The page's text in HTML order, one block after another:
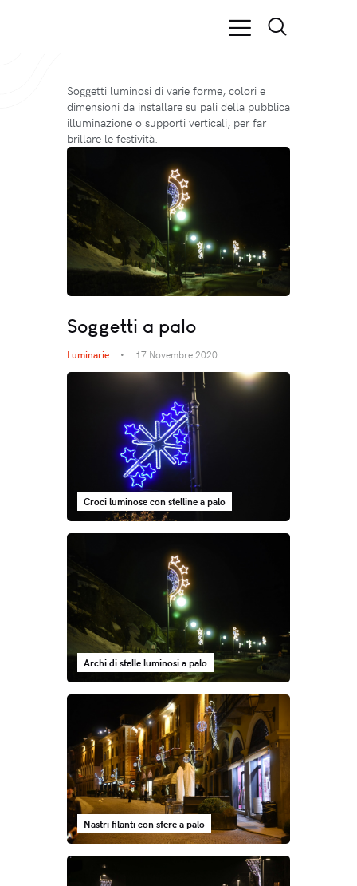
Soggetti a palo
Luminarie 17 Novembre 2020
Croci luminose con stelline a palo
Archi di stelle luminosi a palo
Nastri filanti con sfere a palo
Soggetti luminosi di varie forme, colori e
dimensioni da installare su pali della pubblica
illuminazione o supporti verticali, per far
brillare le festività.